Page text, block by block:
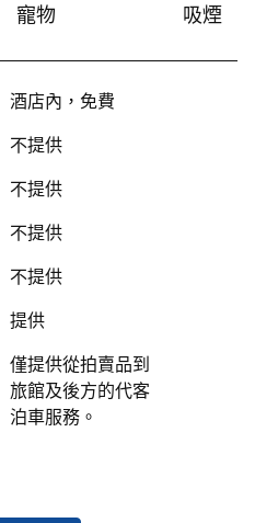
寵物 吸煙
酒店內 ， 免費
不提供
不提供
不提供
不提供
提供
僅提供從拍賣品到
旅館及後方的代客
泊車服務。